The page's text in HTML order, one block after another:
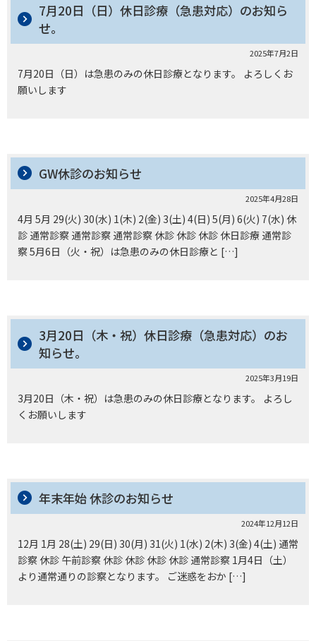
7月20日（日）休日診療（急患対応）のお知ら
せ。
2025年7月2日
7月20日（日）は急患のみの休日診療となります。 よろしくお
願いします
GW休診のお知らせ
2025年4月28日
4月 5月 29(火) 30(水) 1(木) 2(金) 3(土) 4(日) 5(月) 6(火) 7(水) 休
診 通常診察 通常診察 通常診察 休診 休診 休診 休日診療 通常診
察 5月6日（火・祝）は急患のみの休日診療と […]
3月20日（木・祝）休日診療（急患対応）のお
知らせ。
2025年3月19日
3月20日（木・祝）は急患のみの休日診療となります。 よろし
くお願いします
年末年始 休診のお知らせ
2024年12月12日
12月 1月 28(土) 29(日) 30(月) 31(火) 1(水) 2(木) 3(金) 4(土) 通常
診察 休診 午前診察 休診 休診 休診 休診 通常診察 1月4日（土）
より通常通りの診察となります。 ご迷惑をおか […]